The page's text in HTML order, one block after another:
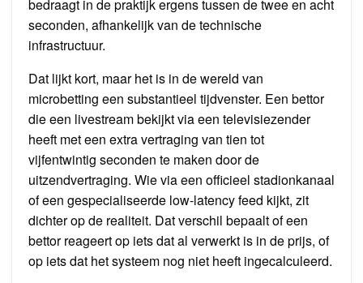
bedraagt in de praktijk ergens tussen de twee en acht
seconden, afhankelijk van de technische
infrastructuur.
Dat lijkt kort, maar het is in de wereld van
microbetting een substantieel tijdvenster. Een bettor
die een livestream bekijkt via een televisiezender
heeft met een extra vertraging van tien tot
vijfentwintig seconden te maken door de
uitzendvertraging. Wie via een officieel stadionkanaal
of een gespecialiseerde low-latency feed kijkt, zit
dichter op de realiteit. Dat verschil bepaalt of een
bettor reageert op iets dat al verwerkt is in de prijs, of
op iets dat het systeem nog niet heeft ingecalculeerd.